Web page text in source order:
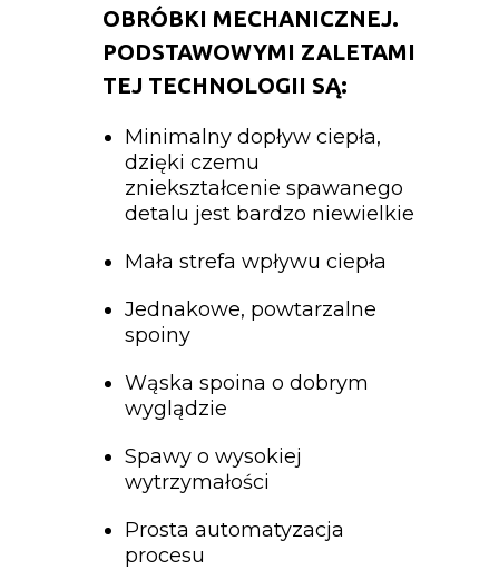
OBRÓBKI MECHANICZNEJ.
PODSTAWOWYMI ZALETAMI
TEJ TECHNOLOGII SĄ:
Minimalny dopływ ciepła,
dzięki czemu
zniekształcenie spawanego
detalu jest bardzo niewielkie
Mała strefa wpływu ciepła
Jednakowe, powtarzalne
spoiny
Wąska spoina o dobrym
wyglądzie
Spawy o wysokiej
wytrzymałości
Prosta automatyzacja
procesu